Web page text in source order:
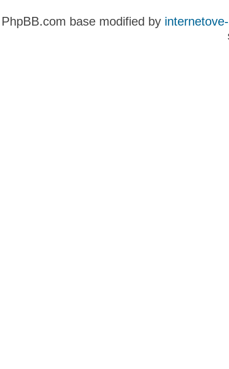
PhpBB.com base modified by